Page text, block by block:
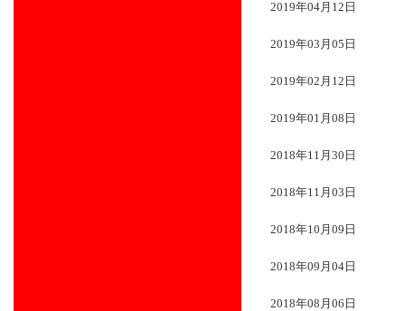
2019年04月12日
2019年03月05日
2019年02月12日
2019年01月08日
2018年11月30日
2018年11月03日
2018年10月09日
2018年09月04日
2018年08月06日